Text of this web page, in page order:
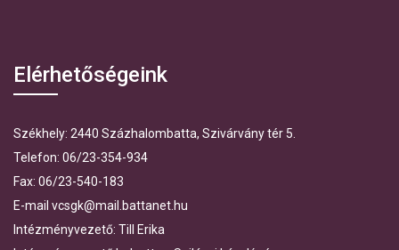
Elérhetőségeink
Székhely: 2440 Százhalombatta, Szivárvány tér 5.
Telefon: 06/23-354-934
Fax: 06/23-540-183
E-mail vcsgk@mail.battanet.hu
Intézményvezető: Till Erika